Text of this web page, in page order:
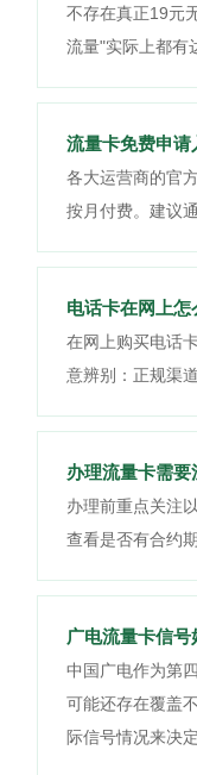
不存在真正19元
流量"实际上都有
流量卡免费申请
各大运营商的官
按月付费。建议
电话卡在网上怎
在网上购买电话
意辨别：正规渠
办理流量卡需要
办理前重点关注
查看是否有合约
广电流量卡信号
中国广电作为第
可能还存在覆盖
际信号情况来决